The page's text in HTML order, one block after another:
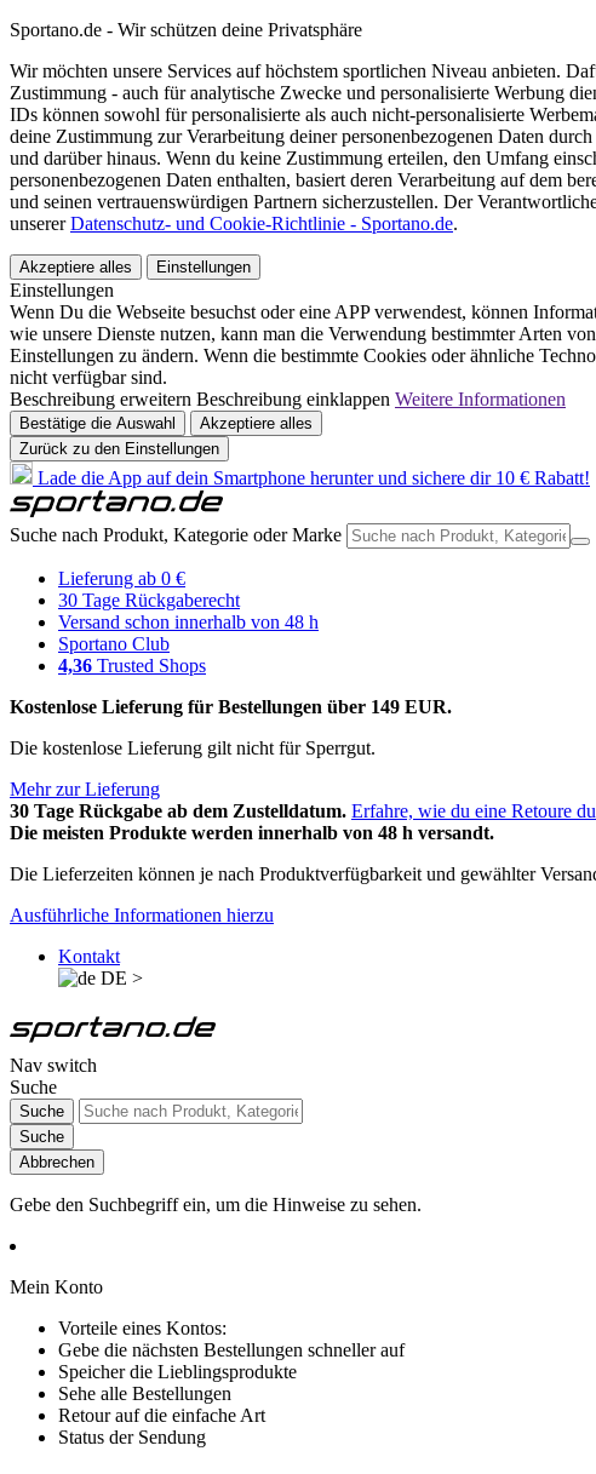
Sportano.de - Wir schützen deine Privatsphäre
Wir möchten unsere Services auf höchstem sportlichen Niveau anbieten.
Zustimmung - auch für analytische Zwecke und personalisierte Werbung
IDs können sowohl für personalisierte als auch nicht-personalisierte
deine Zustimmung zur Verarbeitung deiner personenbezogenen Daten
und darüber hinaus. Wenn du keine Zustimmung erteilen, den Umfang
personenbezogenen Daten enthalten, basiert deren Verarbeitung auf dem
und seinen vertrauenswürdigen Partnern sicherzustellen. Der
unsererDatenschutz- und Cookie-Richtlinie - Sportano.de.
Akzeptiere alles Einstellungen
Einstellungen
Wenn Du die Webseite besuchst oder eine APP verwendest, können
wie unsere Dienste nutzen, kann man die Verwendung bestimmter Arten
Einstellungen zu ändern. Wenn die bestimmte Cookies oder ähnliche
nicht verfügbar sind.
Beschreibung erweitern Beschreibung einklappen Weitere Informationen
Bestätige die Auswahl
Akzeptiere alles
Zurück zu den Einstellungen
Lade die App auf dein Smartphone herunter und sichere dir 10 € Rabatt!
Suche nach Produkt, Kategorie oder Marke
Lieferung ab 0 €
30 Tage Rückgaberecht
Versand schon innerhalb von 48 h
Sportano Club
4,36 Trusted Shops
Kostenlose Lieferung für Bestellungen über 149 EUR.
Die kostenlose Lieferung gilt nicht für Sperrgut.
Mehr zur Lieferung
30 Tage Rückgabe ab dem Zustelldatum. Erfahre, wie du eine Retoure
Die meisten Produkte werden innerhalb von 48 h versandt.
Die Lieferzeiten können je nach Produktverfügbarkeit und gewählter
Ausführliche Informationen hierzu
Kontakt
DE >
Nav switch
Suche
Suche
Suche
Abbrechen
Gebe den Suchbegriff ein, um die Hinweise zu sehen.
Mein Konto
Vorteile eines Kontos:
Gebe die nächsten Bestellungen schneller auf
Speicher die Lieblingsprodukte
Sehe alle Bestellungen
Retour auf die einfache Art
Status der Sendung